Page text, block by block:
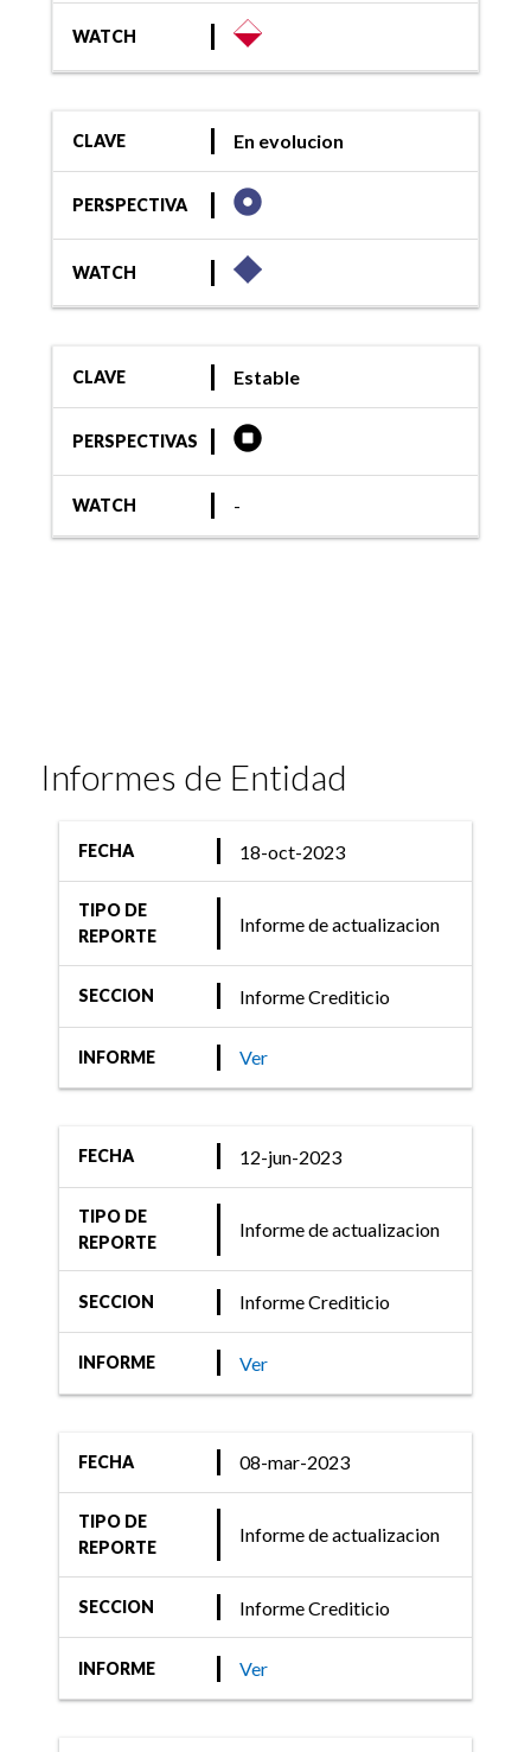
WATCH
CLAVE En evolucion
PERSPECTIVA
WATCH
CLAVE Estable
PERSPECTIVAS
WATCH -
Informes de Entidad
FECHA 18-oct-2023
TIPO DE
REPORTE
Informe de actualizacion
SECCION Informe Crediticio
INFORME Ver
FECHA 12-jun-2023
TIPO DE
REPORTE
Informe de actualizacion
SECCION Informe Crediticio
INFORME Ver
FECHA 08-mar-2023
TIPO DE
REPORTE
Informe de actualizacion
SECCION Informe Crediticio
INFORME Ver